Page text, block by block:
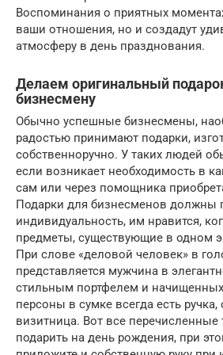
Воспоминания о приятных
ваши отношения, но и создадут
атмосферу в день празднования.
Делаем оригинальный
бизнесмену
Обычно успешные бизнесмены,
радостью принимают подарки,
собственноручно. У таких людей
если возникает необходимость в
сам или через помощника
Подарки для бизнесменов должны
индивидуальность, им нравится,
предметы, существующие в одном
При слове «деловой человек» в
представляется мужчина в
стильным портфелем и начищенных
персоны в сумке всегда есть ручка,
визитница. Вот все
подарить на день рождения, при